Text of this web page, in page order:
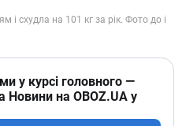
у курсі головного —
Новини на OBOZ.UA у